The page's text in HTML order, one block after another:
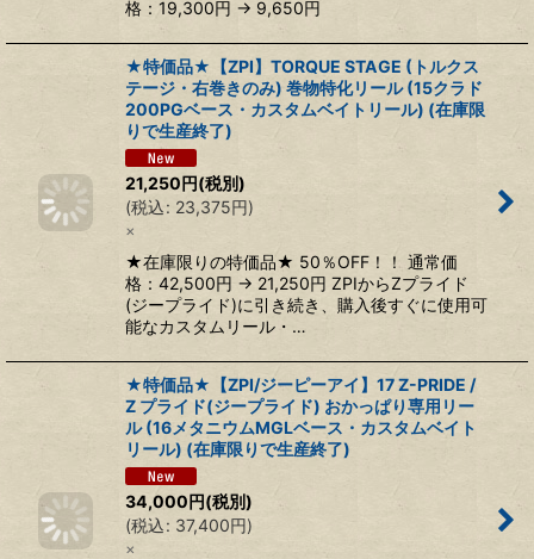
格：19,300円 → 9,650円
★特価品★【ZPI】TORQUE STAGE (トルクス
テージ・右巻きのみ) 巻物特化リール (15クラド
200PGベース・カスタムベイトリール) (在庫限
りで生産終了)
21,250円(税別)
(税込: 23,375円)
×
★在庫限りの特価品★ 50％OFF！！ 通常価
格：42,500円 → 21,250円 ZPIからZプライド
(ジープライド)に引き続き、購入後すぐに使用可
能なカスタムリール・…
★特価品★【ZPI/ジーピーアイ】17 Z-PRIDE /
Z プライド(ジープライド) おかっぱり専用リー
ル (16メタニウムMGLベース・カスタムベイト
リール) (在庫限りで生産終了)
34,000円(税別)
(税込: 37,400円)
×